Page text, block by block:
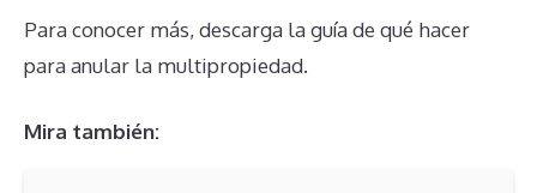
Para conocer más, descarga la guía de qué hacer
para anular la multipropiedad.
Mira también: